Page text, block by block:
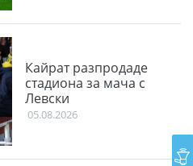
Кайрат разпродаде
стадиона за мача с
Левски
05.08.2026